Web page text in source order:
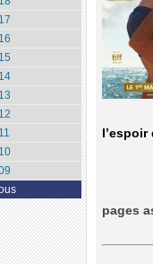
pages